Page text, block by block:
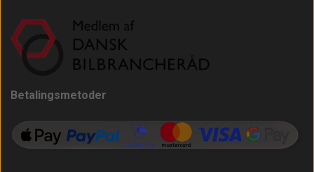
Betalingsmetoder